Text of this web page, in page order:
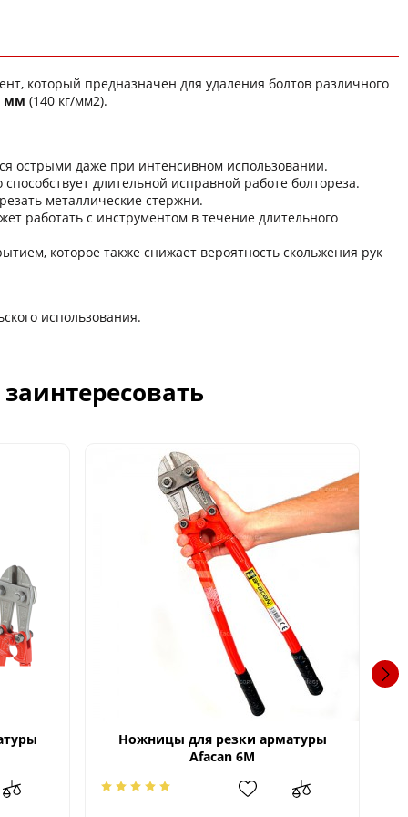
который предназначен для удаления болтов различного
мм (140 кг/мм2).
острыми даже при интенсивном использовании.
длительной исправной работе болтореза.
металлические стержни.
работать с инструментом в течение длительного
которое также снижает вероятность скольжения рук
использования.
Ножницы для резки арматуры
Afacan 6M